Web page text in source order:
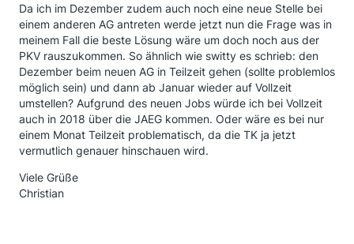
Da ich im Dezember zudem auch noch eine neue Stelle bei
einem anderen AG antreten werde jetzt nun die Frage was in
meinem Fall die beste Lösung wäre um doch noch aus der
PKV rauszukommen. So ähnlich wie switty es schrieb: den
Dezember beim neuen AG in Teilzeit gehen (sollte problemlos
möglich sein) und dann ab Januar wieder auf Vollzeit
umstellen? Aufgrund des neuen Jobs würde ich bei Vollzeit
auch in 2018 über die JAEG kommen. Oder wäre es bei nur
einem Monat Teilzeit problematisch, da die TK ja jetzt
vermutlich genauer hinschauen wird.
Viele Grüße
Christian